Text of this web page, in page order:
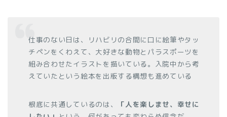
仕事のない日は、リハビリの合間に口に絵筆やタッ
チペンをくわえて、大好きな動物とパラスポーツを
組み合わせたイラストを描いている。入院中から考
えていたという絵本を出版する構想も進めている
根底に共通しているのは、
「人を楽しませ、幸せに